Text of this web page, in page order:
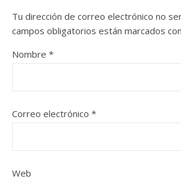
Tu dirección de correo electrónico no
campos obligatorios están marcados con
Nombre *
Correo electrónico *
Web